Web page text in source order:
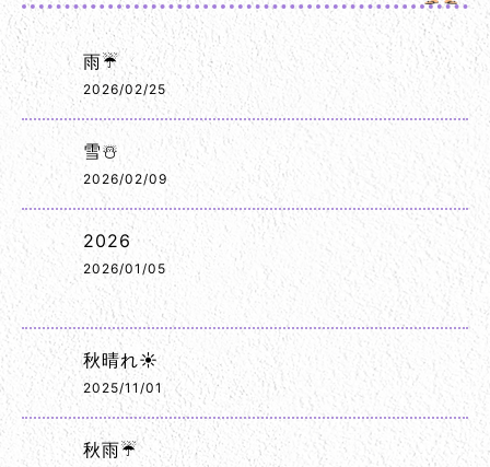
雨☔
2026/02/25
雪☃️
2026/02/09
2026
2026/01/05
秋晴れ☀️
2025/11/01
秋雨☔